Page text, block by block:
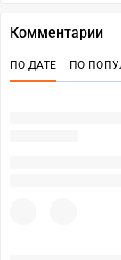
Комментарии
ПО ДАТЕ ПО